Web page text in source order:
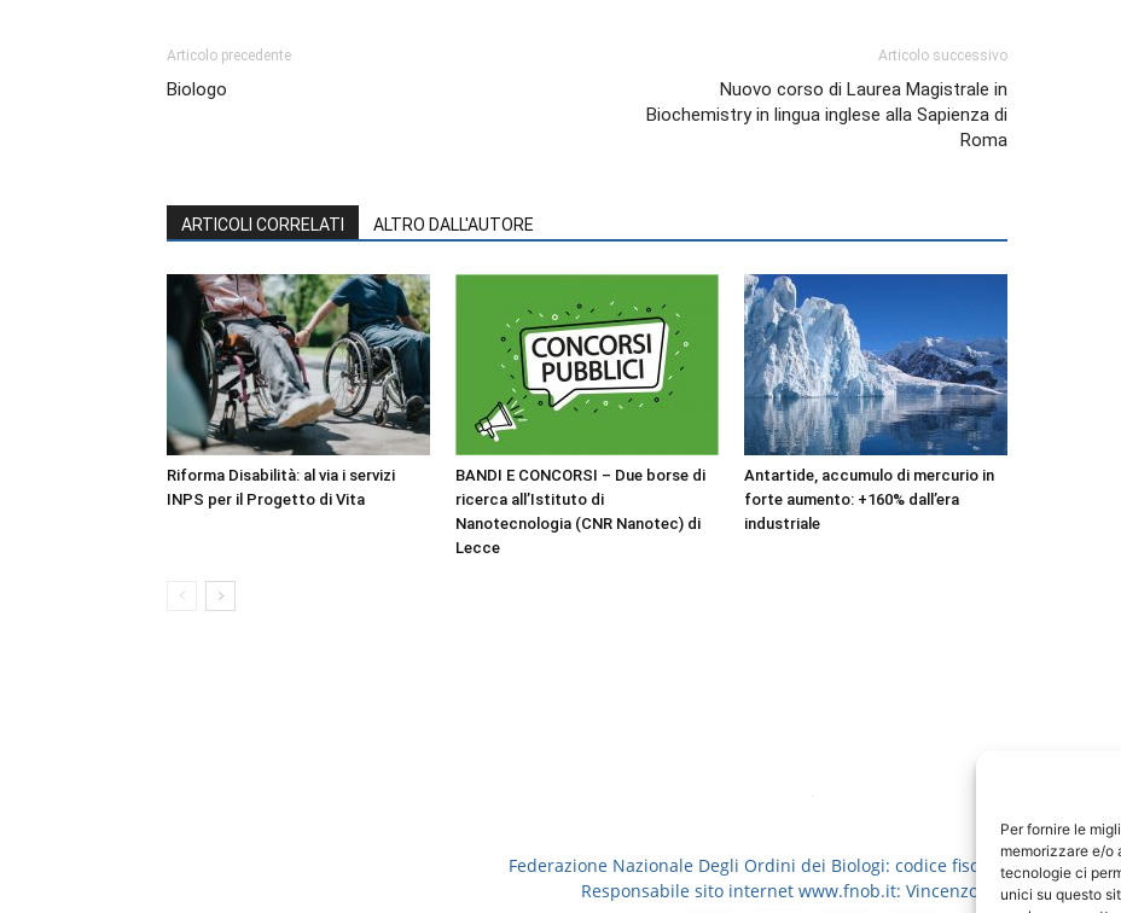
Per fornire le
memorizzare e/o
tecnologie ci
unici su questo
Articolo precedente
Biologo
Articolo successivo
Nuovo corso di Laurea Magistrale in
Biochemistry in lingua inglese alla Sapienza di
Roma
ARTICOLI CORRELATI ALTRO DALL'AUTORE
Riforma Disabilità: al via i servizi
INPS per il Progetto di Vita
BANDI E CONCORSI – Due borse di
ricerca all’Istituto di
Nanotecnologia (CNR Nanotec) di
Lecce
Antartide, accumulo di mercurio in
forte aumento: +160% dall’era
industriale
Federazione Nazionale Degli Ordini dei Biologi: codice fiscale 80069130583
Responsabile sito internet www.fnob.it: Vincenzo D'Anna